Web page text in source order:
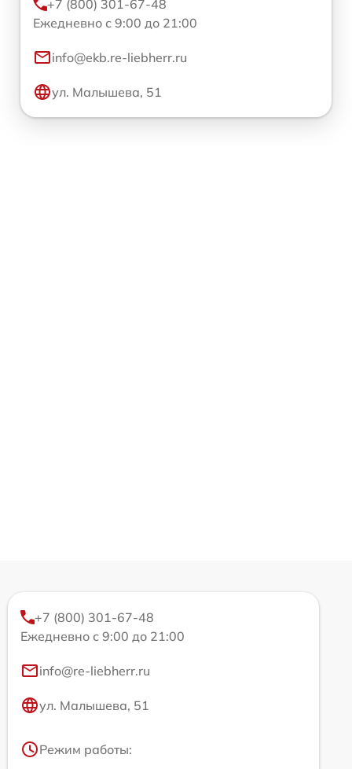
+7 (800) 301-67-48
Ежедневно с 9:00 до 21:00
info@ekb.re-liebherr.ru
ул. Малышева, 51
+7 (800) 301-67-48
Ежедневно с 9:00 до 21:00
info@re-liebherr.ru
ул. Малышева, 51
Режим работы: